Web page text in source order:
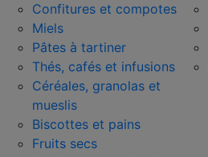
Confitures et compotes
Miels
Pâtes à tartiner
Thés, cafés et infusions
Céréales, granolas et
mueslis
Biscottes et pains
Fruits secs